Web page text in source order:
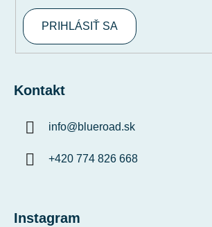
PRIHLÁSIŤ SA
Kontakt
info@blueroad.sk
+420 774 826 668
Instagram